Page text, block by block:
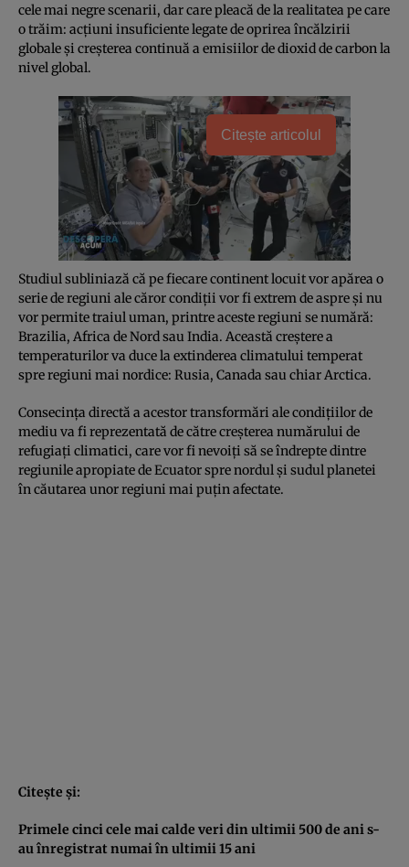
cele mai negre scenarii, dar care pleacă de la realitatea pe care
o trăim: acţiuni insuficiente legate de oprirea încălzirii
globale şi creşterea continuă a emisiilor de dioxid de carbon la
nivel global.
Citește articolul
Studiul subliniază că pe fiecare continent locuit vor apărea o
serie de regiuni ale căror condiţii vor fi extrem de aspre şi nu
vor permite traiul uman, printre aceste regiuni se numără:
Brazilia, Africa de Nord sau India. Această creştere a
temperaturilor va duce la extinderea climatului temperat
spre regiuni mai nordice: Rusia, Canada sau chiar Arctica.
Consecinţa directă a acestor transformări ale condiţiilor de
mediu va fi reprezentată de către creşterea numărului de
refugiaţi climatici, care vor fi nevoiţi să se îndrepte dintre
regiunile apropiate de Ecuator spre nordul şi sudul planetei
în căutarea unor regiuni mai puţin afectate.
Citeşte şi:
Primele cinci cele mai calde veri din ultimii 500 de ani s-
au înregistrat numai în ultimii 15 ani